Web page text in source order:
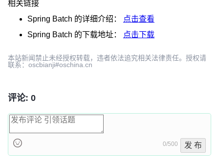
相关链接
Spring Batch 的详细介绍：
点击查看
Spring Batch 的下载地址： 点击下载
本站新闻禁止未经授权转载，违者依法追究相关法律责任。授权请
联系：oscbianji#oschina.cn
评论: 0
0/500 发 布